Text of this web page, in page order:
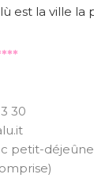
est la ville la
30
petit-